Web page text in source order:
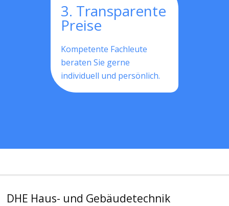
3. Transparente
Preise
Kompetente Fachleute
beraten Sie gerne
individuell und persönlich.
DHE Haus- und Gebäudetechnik